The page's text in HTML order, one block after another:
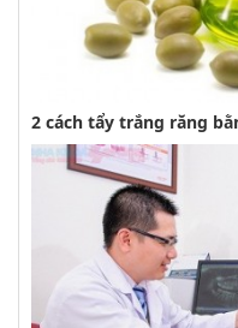
2 cách tẩy trắng răng